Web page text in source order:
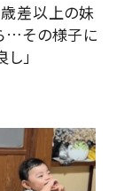
差以上の妹
…その様子に
」